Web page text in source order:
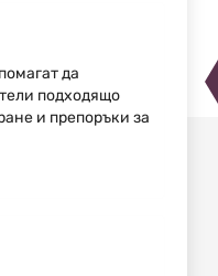
да
подходящо
и препоръки за